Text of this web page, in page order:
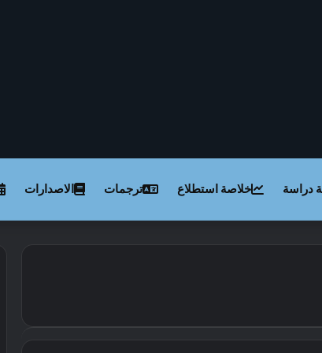
دراسة خلاصة استطلاع ترجمات الاصدارات